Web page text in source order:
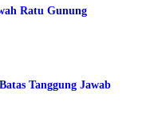
Ratu Gunung
Tanggung Jawab